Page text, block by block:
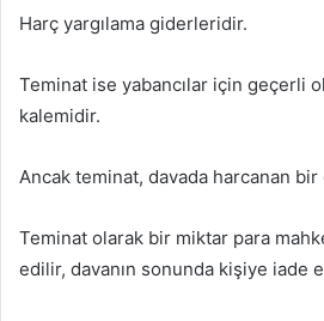
Harç yargılama giderleridir.
Teminat ise yabancılar için geçerli
kalemidir.
Ancak teminat, davada harcanan
Teminat olarak bir miktar para
edilir, davanın sonunda kişiye iade